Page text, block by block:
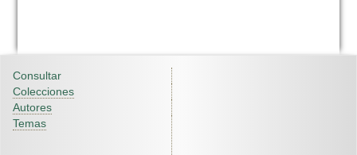
Consultar
Colecciones
Autores
Temas